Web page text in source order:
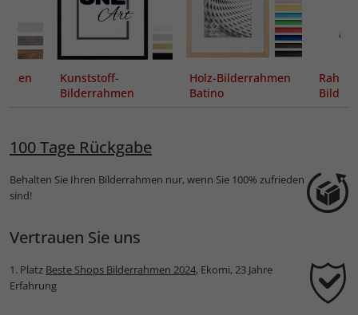
Kunststoff-
Bilderrahmen
Holz-Bilderrahmen
Batino
100 Tage Rückgabe
Behalten Sie Ihren Bilderrahmen nur, wenn Sie 100% zufrieden
sind!
Vertrauen Sie uns
1. Platz Beste Shops Bilderrahmen 2024, Ekomi, 23 Jahre
Erfahrung